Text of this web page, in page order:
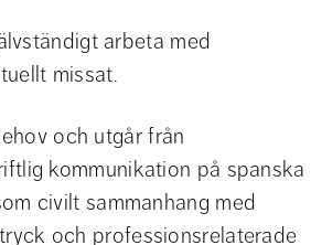
arbeta med
missat.
och utgår från
kommunikation på spanska
civilt sammanhang med
och professionsrelaterade